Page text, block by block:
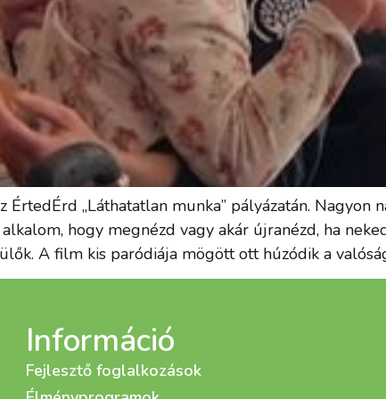
„Láthatatlan munka” pályázatán. Nagyon
hogy megnézd vagy akár újranézd, ha
A film kis paródiája mögött ott húzódik a
Információ
Fejlesztő foglalkozások